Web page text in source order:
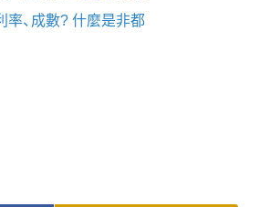
率、成數? 什麼是非都